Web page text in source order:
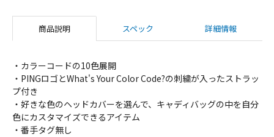
商品説明 スペック 詳細情報
・カラーコードの10色展開
・PINGロゴとWhat's Your Color Code?の刺繍が入ったストラッ
プ付き
・好きな色のヘッドカバーを選んで、キャディバッグの中を自分
色にカスタマイズできるアイテム
・番手タグ無し